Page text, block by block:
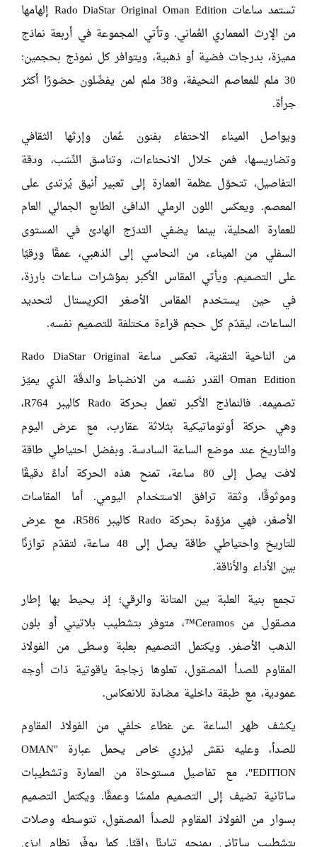
تستمد ساعات Rado DiaStar Original Oman Edition إلهامها
من الإرث المعماري العُماني. وتأتي المجموعة في أربعة نماذج
مميزة، بدرجات فضية أو ذهبية، ويتوافر كل نموذج بحجمين:
30 ملم للمعاصم النحيفة، و38 ملم لمن يفضّلون حضورًا أكثر
جرأة.
ويواصل الميناء الاحتفاء بفنون عُمان وإرثها الثقافي
وتضاريسها، فمن خلال الانحناءات، وتناسق النِّسَب، ودقة
التفاصيل، تتحوّل عظمة العمارة إلى تعبير أنيق يُرتدى على
المعصم. ويعكس اللون الرملي الدافئ الطابع الجمالي العام
للعمارة المحلية، بينما يضفي التدرّج الهادئ في المستوى
السفلي من الميناء، من النحاسي إلى الذهبي، عمقًا ورقيًا
على التصميم. ويأتي المقاس الأكبر بمؤشرات ساعات بارزة،
في حين يستخدم المقاس الأصغر الكريستال لتحديد
الساعات، ليقدّم كل حجم قراءة مختلفة للتصميم نفسه.
من الناحية التقنية، تعكس ساعة Rado DiaStar Original
Oman Edition القدر نفسه من الانضباط والدقّة الذي يميّز
تصميمه. فالنماذج الأكبر تعمل بحركة Rado كاليبر R764،
وهي حركة أوتوماتيكية بثلاثة عقارب، مع عرض اليوم
والتاريخ عند موضع الساعة السادسة. وبفضل احتياطي طاقة
لافت يصل إلى 80 ساعة، تمنح هذه الحركة أداءً دقيقًا
وموثوقًا، وثقة ترافق الاستخدام اليومي. أما المقاسات
الأصغر، فهي مزوّدة بحركة Rado كاليبر R586، مع عرض
للتاريخ واحتياطي طاقة يصل إلى 48 ساعة، لتقدّم توازنًا
بين الأداء والأناقة.
تجمع بنية العلبة بين المتانة والرقي؛ إذ يحيط بها إطار
مصقول من Ceramos™، متوفر بتشطيب بلاتيني أو بلون
الذهب الأصفر. ويكتمل التصميم بعلبة وسطى من الفولاذ
المقاوم للصدأ المصقول، تعلوها زجاجة ياقوتية ذات أوجه
عمودية، مع طبقة داخلية مضادة للانعكاس.
يكشف ظهر الساعة عن غطاء خلفي من الفولاذ المقاوم
للصدأ، وعليه نقش ليزري خاص يحمل عبارة "OMAN
EDITION"، مع تفاصيل مستوحاة من العمارة وتشطيبات
ساتانية تضيف إلى التصميم ملمسًا وعمقًا. ويكتمل التصميم
بسوار من الفولاذ المقاوم للصدأ المصقول، تتوسطه وصلات